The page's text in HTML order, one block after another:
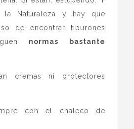
Naturaleza y hay que
de encontrar tiburones
normas bastante
cremas ni protectores
con el chaleco de